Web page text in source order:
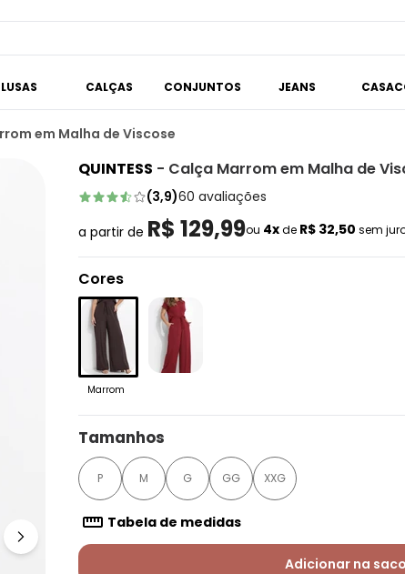
CALÇAS CONJUNTOS JEANS
em Malha de Viscose
QUINTESS - Calça Marrom em Malha de
(3,9)60 avaliações
a partir de R$ 129,99ou 4xde R$ 32,50 sem
Cores
Marrom
Tamanhos
P M G GG XXG
Tabela de medidas
Adicionar na